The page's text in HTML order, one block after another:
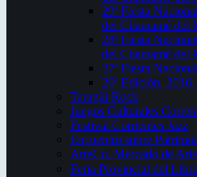
29ª Fiesta
del Chamamé del
28ª Fiesta
del Chamamé del
27ª Fiesta
26ª Edición. 2016.
Taragüi Rock
Juegos Culturales
Festival Corrientes Jazz
Encuentro sobre
ArteCo. Mercado de
Feria Provincial del